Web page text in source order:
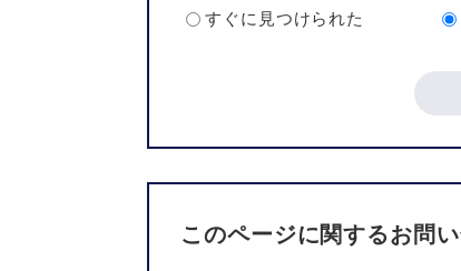
すぐに見つけられた
このページに関するお問